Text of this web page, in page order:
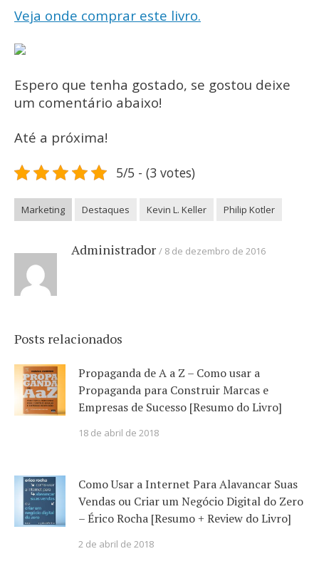
Veja onde comprar este livro.
Espero que tenha gostado, se gostou deixe
um comentário abaixo!
Até a próxima!
5/5 - (3 votes)
Marketing Destaques Kevin L. Keller Philip Kotler
Administrador 8 de dezembro de 2016
Posts relacionados
Propaganda de A a Z – Como usar a
Propaganda para Construir Marcas e
Empresas de Sucesso [Resumo do Livro]
18 de abril de 2018
Como Usar a Internet Para Alavancar Suas
Vendas ou Criar um Negócio Digital do Zero
– Érico Rocha [Resumo + Review do Livro]
2 de abril de 2018